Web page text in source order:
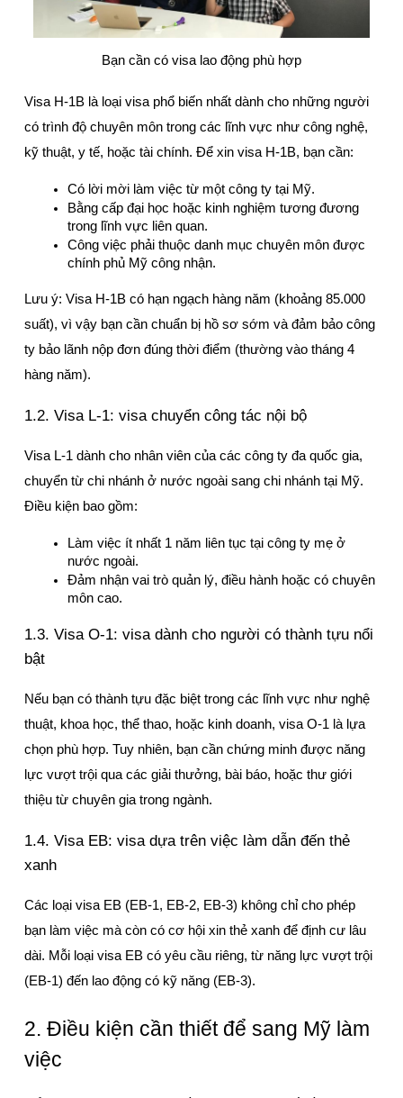
Bạn cần có visa lao động phù hợp
Visa H-1B là loại visa phổ biến nhất dành cho những người
có trình độ chuyên môn trong các lĩnh vực như công nghệ,
kỹ thuật, y tế, hoặc tài chính. Để xin visa H-1B, bạn cần:
Có lời mời làm việc từ một công ty tại Mỹ.
Bằng cấp đại học hoặc kinh nghiệm tương đương
trong lĩnh vực liên quan.
Công việc phải thuộc danh mục chuyên môn được
chính phủ Mỹ công nhận.
Lưu ý: Visa H-1B có hạn ngạch hàng năm (khoảng 85.000
suất), vì vậy bạn cần chuẩn bị hồ sơ sớm và đảm bảo công
ty bảo lãnh nộp đơn đúng thời điểm (thường vào tháng 4
hàng năm).
1.2. Visa L-1: visa chuyển công tác nội bộ
Visa L-1 dành cho nhân viên của các công ty đa quốc gia,
chuyển từ chi nhánh ở nước ngoài sang chi nhánh tại Mỹ.
Điều kiện bao gồm:
Làm việc ít nhất 1 năm liên tục tại công ty mẹ ở
nước ngoài.
Đảm nhận vai trò quản lý, điều hành hoặc có chuyên
môn cao.
1.3. Visa O-1: visa dành cho người có thành tựu nổi
bật
Nếu bạn có thành tựu đặc biệt trong các lĩnh vực như nghệ
thuật, khoa học, thể thao, hoặc kinh doanh, visa O-1 là lựa
chọn phù hợp. Tuy nhiên, bạn cần chứng minh được năng
lực vượt trội qua các giải thưởng, bài báo, hoặc thư giới
thiệu từ chuyên gia trong ngành.
1.4. Visa EB: visa dựa trên việc làm dẫn đến thẻ
xanh
Các loại visa EB (EB-1, EB-2, EB-3) không chỉ cho phép
bạn làm việc mà còn có cơ hội xin thẻ xanh để định cư lâu
dài. Mỗi loại visa EB có yêu cầu riêng, từ năng lực vượt trội
(EB-1) đến lao động có kỹ năng (EB-3).
2. Điều kiện cần thiết để sang Mỹ làm
việc